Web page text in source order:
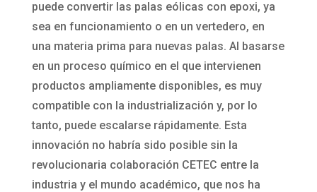
puede convertir las palas eólicas con epoxi, ya
sea en funcionamiento o en un vertedero, en
una materia prima para nuevas palas. Al basarse
en un proceso químico en el que intervienen
productos ampliamente disponibles, es muy
compatible con la industrialización y, por lo
tanto, puede escalarse rápidamente. Esta
innovación no habría sido posible sin la
revolucionaria colaboración CETEC entre la
industria y el mundo académico, que nos ha